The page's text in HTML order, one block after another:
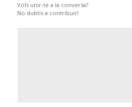
Vols unir-te a la conversa?
No dubtis a contribuir!